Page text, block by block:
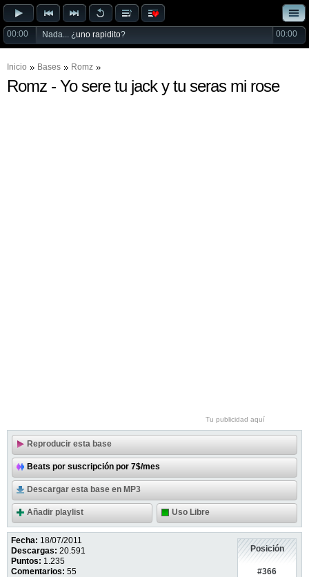
00:00 Nada... ¿uno rapidito? 00:00
Inicio Bases Romz
Romz - Yo sere tu jack y tu seras mi rose
Tu publicidad aquí
Reproducir esta base
Beats por suscripción por 7$/mes
Descargar esta base en MP3
Añadir playlist Uso Libre
Fecha: 18/07/2011
Descargas: 20.591
Puntos: 1.235
Comentarios: 55
Posición
#366